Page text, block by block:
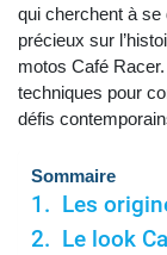
qui cherchent à se
précieux sur
motos Café
techniques pour
défis
Sommaire
Les
Le look